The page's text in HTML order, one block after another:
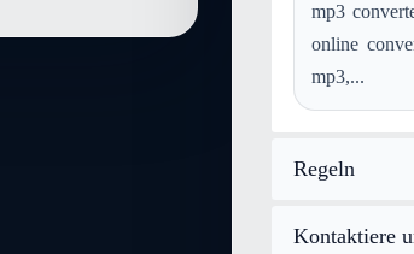
Konvertieren mp4 in
Konvertieren flv in
Konvertieren mov in
Konvertieren wma in
Konvertieren aiff in
mp3
online
mp3,...
Regeln
Kontaktiere